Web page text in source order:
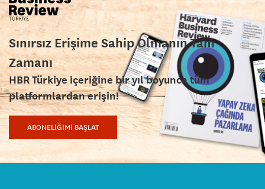
Sınırsız Erişime Sahip Olmanın Tam
Zamanı
HBR Türkiye içeriğine bir yıl boyunca tüm
platformlardan erişin!
ABONELİĞİMİ BAŞLAT